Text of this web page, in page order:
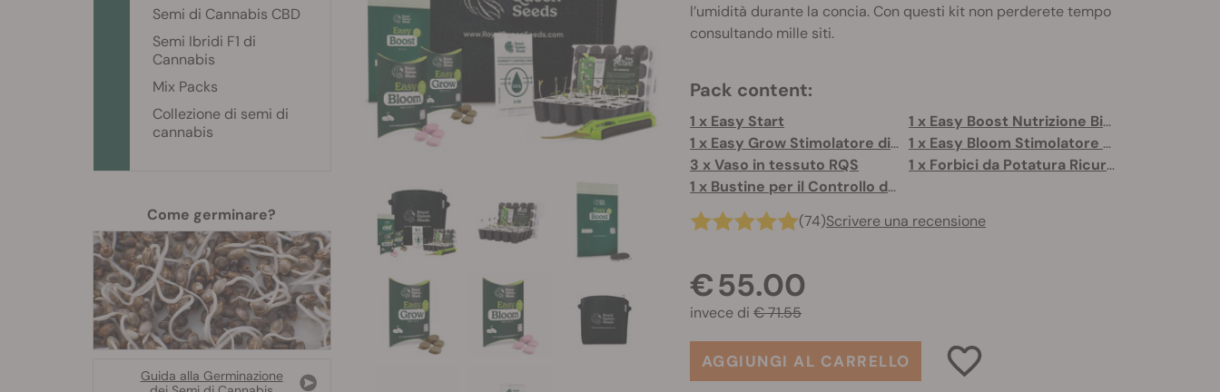
l’umidità durante la concia. Con questi kit non perderete tempo
consultando mille siti.
Pack content:
1 x Easy Start
1 x Easy Boost Nutrizione Biologica
1 x Easy Grow Stimolatore di Crescita
1 x Easy Bloom Stimolatore di Fioritura
3 x Vaso in tessuto RQS
1 x Forbici da Potatura Ricurve
1 x Bustine per il Controllo dell'Umidità
(74)Scrivere una recensione
€ 55.00
invece di€ 71.55
AGGIUNGI AL CARRELLO
Semi di Cannabis CBD
Semi Ibridi F1 di
Cannabis
Mix Packs
Collezione di semi di
cannabis
Come germinare?
Guida alla Germinazione